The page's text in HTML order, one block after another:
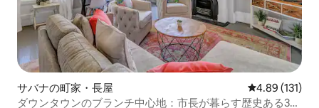
サバナの町家・長屋 レビュー131
4.89 (131)
ダウンタウンのブランチ中心地：市長が暮らす歴史ある3寝